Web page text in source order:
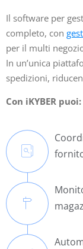
Il software per
completo, con
per il multi
In un’unica
spedizioni,
Con iKYBER puoi: